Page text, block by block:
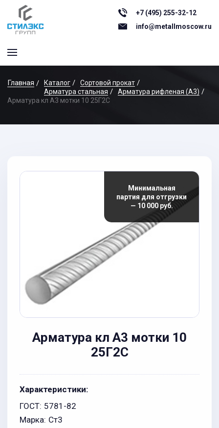
+7 (495) 255-32-12
info@metallmoscow.ru
Главная Каталог
Сортовой прокат
Арматура стальная
Арматура рифленая (А3)
Арматура кл А3 мотки 10 25Г2С
Минимальная
партия для отгрузки
— 10 000 руб.
Арматура кл А3 мотки 10
25Г2С
Характеристики:
ГОСТ: 5781-82
Марка: Ст3